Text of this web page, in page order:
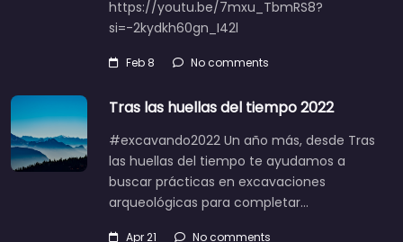
https://youtu.be/7mxu_TbmRS8?
si=-2kydkh60gn_I42l
Feb 8 No comments
Tras las huellas del tiempo 2022
#excavando2022 Un año más, desde Tras
las huellas del tiempo te ayudamos a
buscar prácticas en excavaciones
arqueológicas para completar…
Apr 21 No comments